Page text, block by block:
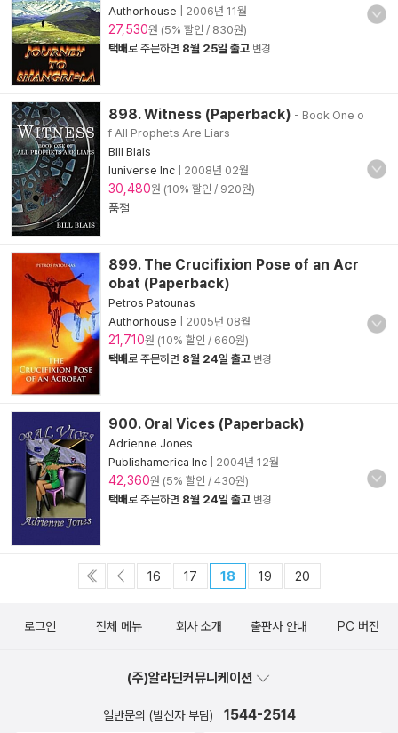
Authorhouse
2006년 11월
27,530원 (5% 할인 / 830원)
택배로 주문하면 8월 25일 출고 변경
898. Witness (Paperback) - Book One o
f All Prophets Are Liars
Bill Blais
Iuniverse Inc
2008년 02월
30,480원 (10% 할인 / 920원)
품절
899. The Crucifixion Pose of an Acr
obat (Paperback)
Petros Patounas
Authorhouse
2005년 08월
21,710원 (10% 할인 / 660원)
택배로 주문하면 8월 24일 출고 변경
900. Oral Vices (Paperback)
Adrienne Jones
Publishamerica Inc
2004년 12월
42,360원 (5% 할인 / 430원)
택배로 주문하면 8월 24일 출고 변경
16 17 18 19 20
로그인 전체 메뉴 회사 소개 출판사 안내 PC 버전
(주)알라딘커뮤니케이션
일반문의 (발신자 부담) 1544-2514